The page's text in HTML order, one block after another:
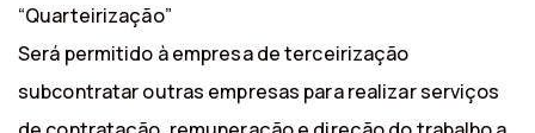
“Quarteirização”
Será permitido à empresa de terceirização
subcontratar outras empresas para realizar serviços